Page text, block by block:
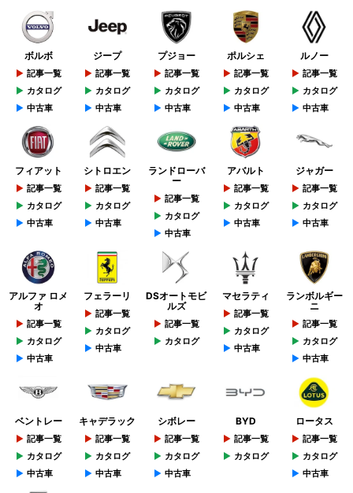
ボルボ
記事一覧
カタログ
中古車
ジープ
記事一覧
カタログ
中古車
プジョー
記事一覧
カタログ
中古車
ポルシェ
記事一覧
カタログ
中古車
ルノー
記事一覧
カタログ
中古車
フィアット
記事一覧
カタログ
中古車
シトロエン
記事一覧
カタログ
中古車
ランドローバ
ー
記事一覧
カタログ
中古車
アバルト
記事一覧
カタログ
中古車
ジャガー
記事一覧
カタログ
中古車
アルファ ロメ
オ
記事一覧
カタログ
中古車
フェラーリ
記事一覧
カタログ
中古車
DSオートモビ
ルズ
記事一覧
カタログ
マセラティ
記事一覧
カタログ
中古車
ランボルギー
ニ
記事一覧
カタログ
中古車
ベントレー
記事一覧
カタログ
中古車
キャデラック
記事一覧
カタログ
中古車
シボレー
記事一覧
カタログ
中古車
BYD
記事一覧
カタログ
ロータス
記事一覧
カタログ
中古車